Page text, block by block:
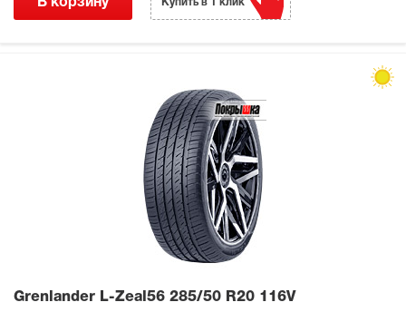
Grenlander L-Zeal56 285/50 R20 116V